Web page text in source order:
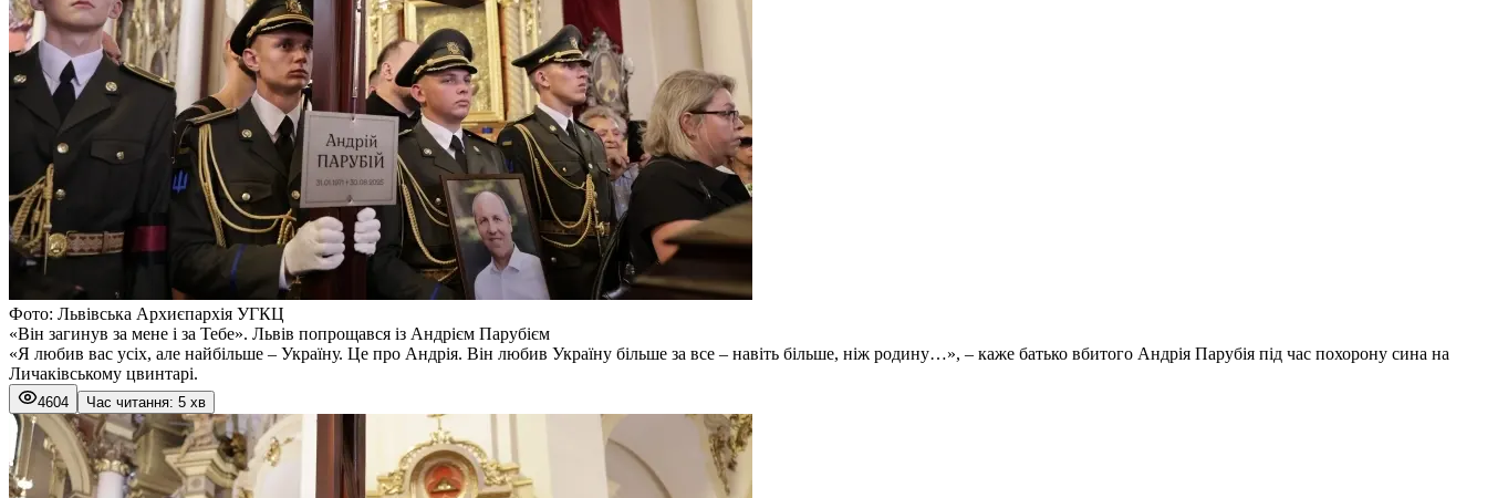
Фото: Львівська Архиєпархія УГКЦ
«Він загинув за мене і за Тебе». Львів попрощався із Андрієм Парубієм
«Я любив вас усіх, але найбільше – Україну. Це про Андрія. Він любив Україну більше за все – навіть більше, ніж родину…», – каже батько вбитого Андрія Парубія під час похорону сина на
Личаківському цвинтарі.
4604 Час читання: 5 хв